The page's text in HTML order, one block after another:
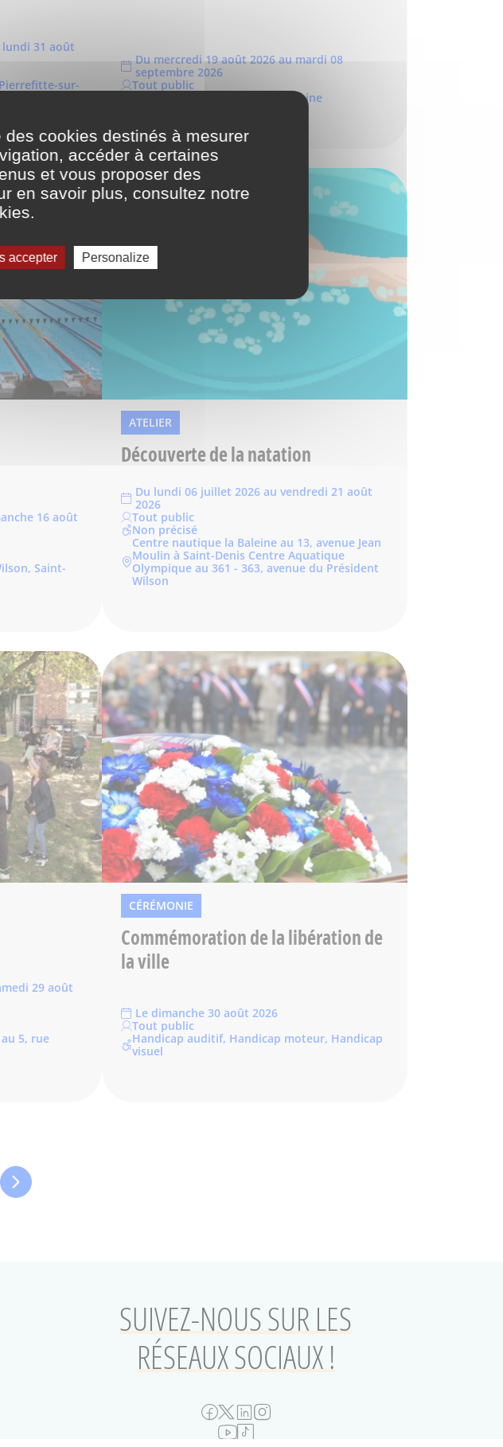
lundi 31 août
sur-
Du mercredi 19 août 2026 au mardi 08
septembre 2026
Tout public
Saint-Denis et Pierrefitte-sur-Seine
16 août
Saint-
ATELIER
Découverte de la natation
Du lundi 06 juillet 2026 au vendredi 21 août
2026
Tout public
Non précisé
Centre nautique la Baleine au 13, avenue Jean
Moulin à Saint-Denis Centre Aquatique
Olympique au 361 - 363, avenue du Président
Wilson
29 août
5, rue
CÉRÉMONIE
Commémoration de la libération de
la ville
Le dimanche 30 août 2026
Tout public
Handicap auditif, Handicap moteur, Handicap
visuel
SUIVEZ-NOUS SUR LES
RÉSEAUX SOCIAUX !
cookies destinés à mesurer
accéder à certaines
et vous proposer des
en savoir plus, consultez notre
.
accepter Personalize